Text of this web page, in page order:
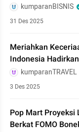
kumparanBISNIS
31 Des 2025
Meriahkan
Indonesia
kumparanTRAVEL
3 Des 2025
Pop Mart Proyeksi
Berkat FOMO